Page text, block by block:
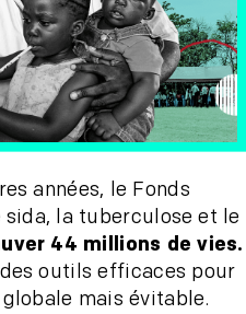
années, le Fonds
la tuberculose et le
44 millions de vies.
outils efficaces pour
mais évitable.